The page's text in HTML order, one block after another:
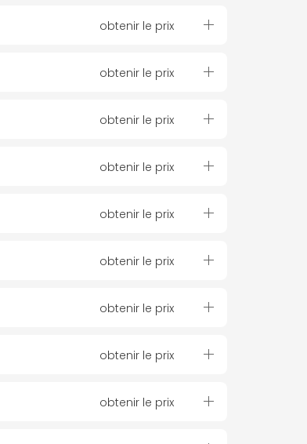
obtenir le prix
obtenir le prix
obtenir le prix
obtenir le prix
obtenir le prix
obtenir le prix
obtenir le prix
obtenir le prix
obtenir le prix